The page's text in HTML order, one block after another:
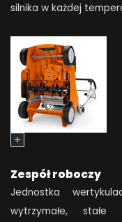
silnika w każdej
Zespół roboczy
Jednostka
wytrzymałe, stałe